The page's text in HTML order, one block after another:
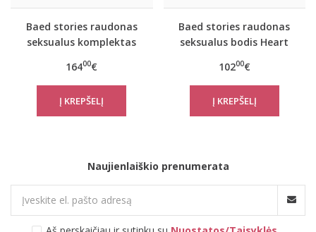
Baed stories raudonas
seksualus komplektas
16400€
Baed stories raudonas
seksualus bodis Heart
10200€
Naujienlaiškio prenumerata